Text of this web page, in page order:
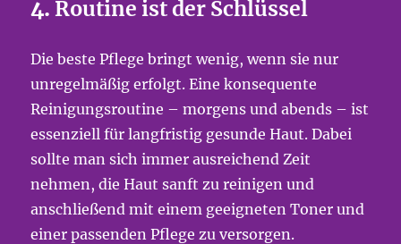
4.Routine ist der Schlüssel
Die beste Pflege bringt wenig, wenn sie nur
unregelmäßig erfolgt. Eine konsequente
Reinigungsroutine – morgens und abends – ist
essenziell für langfristig gesunde Haut. Dabei
sollte man sich immer ausreichend Zeit
nehmen, die Haut sanft zu reinigen und
anschließend mit einem geeigneten Toner und
einer passenden Pflege zu versorgen.